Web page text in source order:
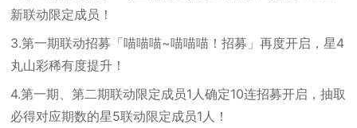
新联动限定成员！
3.第一期联动招募「喵喵喵~喵喵喵！招募」再度开启，星4
丸山彩稀有度提升！
4.第一期、第二期联动限定成员1人确定10连招募开启，抽取
必得对应期数的星5联动限定成员1人！